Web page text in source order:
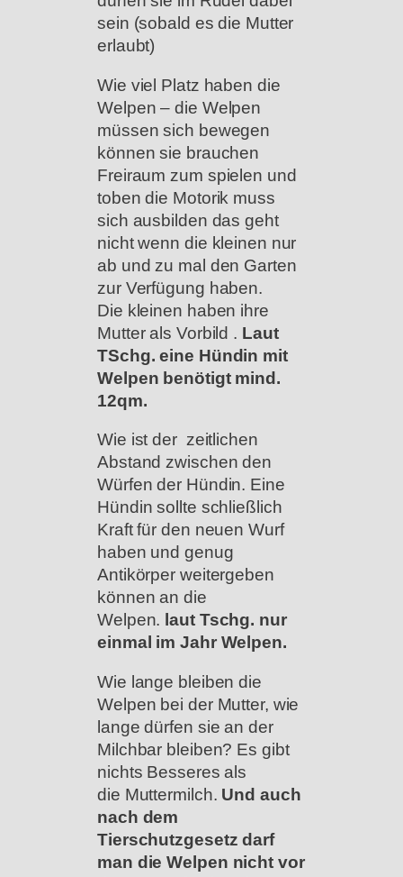
sein (sobald es die Mutter
erlaubt)
Wie viel Platz haben die
Welpen – die Welpen
müssen sich bewegen
können sie brauchen
Freiraum zum spielen und
toben die Motorik muss
sich ausbilden das geht
nicht wenn die kleinen nur
ab und zu mal den Garten
zur Verfügung haben.
Die kleinen haben ihre
Mutter als Vorbild . Laut
TSchg. eine Hündin mit
Welpen benötigt mind.
12qm.
Wie ist der zeitlichen
Abstand zwischen den
Würfen der Hündin. Eine
Hündin sollte schließlich
Kraft für den neuen Wurf
haben und genug
Antikörper weitergeben
können an die
Welpen. laut Tschg. nur
einmal im Jahr Welpen.
Wie lange bleiben die
Welpen bei der Mutter, wie
lange dürfen sie an der
Milchbar bleiben? Es gibt
nichts Besseres als
die Muttermilch. Und auch
nach dem
Tierschutzgesetz darf
man die Welpen nicht vor